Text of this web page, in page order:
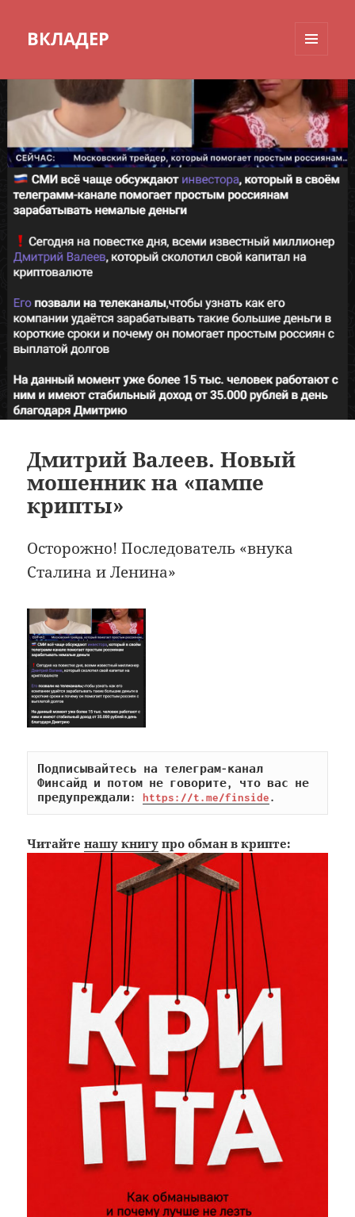
ВКЛАДЕР
ВИДЖЕТЫ
Дмитрий Валеев. Новый
мошенник на «пампе
крипты»
Осторожно! Последователь «внука
Сталина и Ленина»
Подписывайтесь на телеграм-канал
Финсайд и потом не говорите, что вас не
предупреждали: https://t.me/finside.
Читайтенашу книгу про обман в крипте: